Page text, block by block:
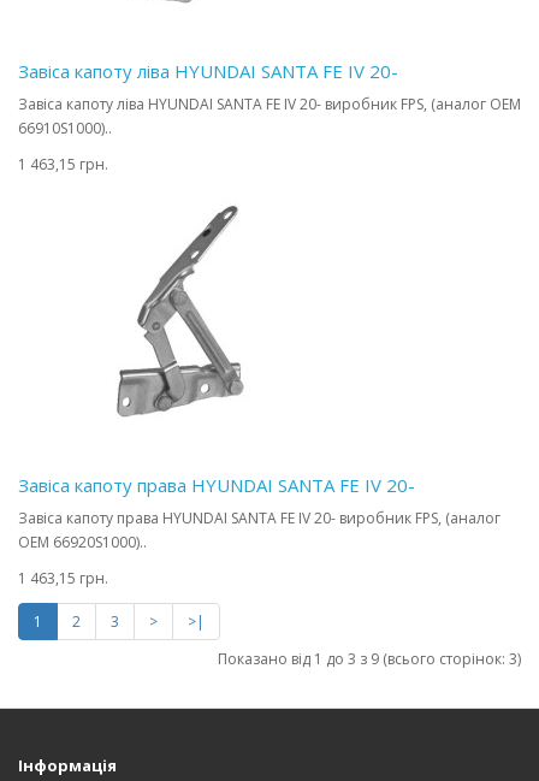
Завіса капоту ліва HYUNDAI SANTA FE IV 20-
Завіса капоту ліва HYUNDAI SANTA FE IV 20- виробник FPS, (аналог OEM
66910S1000)..
1 463,15 грн.
Завіса капоту права HYUNDAI SANTA FE IV 20-
Завіса капоту права HYUNDAI SANTA FE IV 20- виробник FPS, (аналог
OEM 66920S1000)..
1 463,15 грн.
1 2 3 >
>|
Показано від 1 до 3 з 9 (всього сторінок: 3)
Інформація